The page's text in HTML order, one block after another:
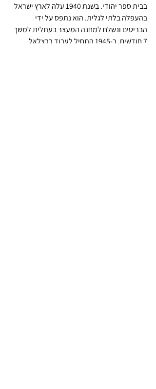
בבית ספר יהודי. בשנת 1940 עלה לארץ ישראל
בהעפלה בלתי לגלית. הוא נתפס על ידי
הבריטים ונשלח למחנה המעצר בעתלית למשך
7 חודשים. ב-1945 התחיל לעבוד בבצלאל